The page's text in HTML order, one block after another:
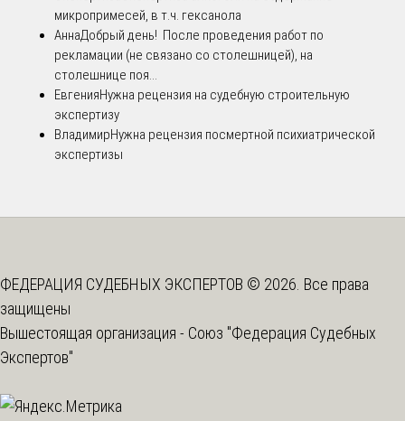
микропримесей, в т.ч. гексанола
АннаДобрый день! После проведения работ по
рекламации (не связано со столешницей), на
столешнице поя...
ЕвгенияНужна рецензия на судебную строительную
экспертизу
ВладимирНужна рецензия посмертной психиатрической
экспертизы
ФЕДЕРАЦИЯ СУДЕБНЫХ ЭКСПЕРТОВ © 2026. Все права
защищены
Вышестоящая организация - Союз "Федерация Судебных
Экспертов"